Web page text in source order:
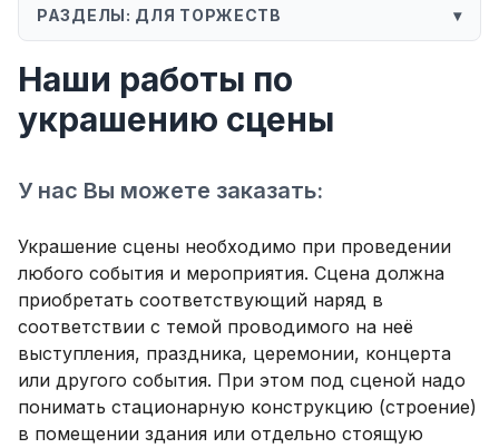
РАЗДЕЛЫ: ДЛЯ ТОРЖЕСТВ ▾
Наши работы по
украшению сцены
У нас Вы можете заказать:
Украшение сцены необходимо при проведении
любого события и мероприятия. Сцена должна
приобретать соответствующий наряд в
соответствии с темой проводимого на неё
выступления, праздника, церемонии, концерта
или другого события. При этом под сценой надо
понимать стационарную конструкцию (строение)
в помещении здания или отдельно стоящую